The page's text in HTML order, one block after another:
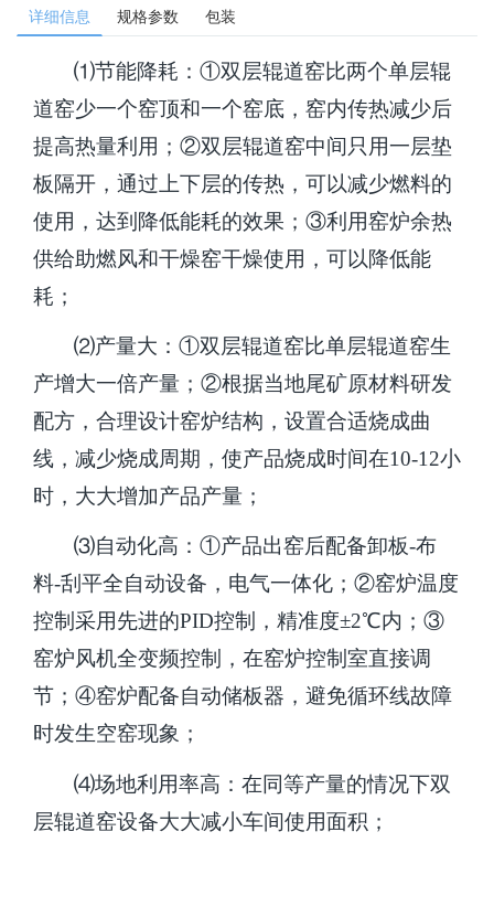
详细信息 规格参数 包装
⑴节能降耗：①双层辊道窑比两个单层辊
道窑少一个窑顶和一个窑底，窑内传热减少后
提高热量利用；②双层辊道窑中间只用一层垫
板隔开，通过上下层的传热，可以减少燃料的
使用，达到降低能耗的效果；③利用窑炉余热
供给助燃风和干燥窑干燥使用，可以降低能
耗；
⑵产量大：①双层辊道窑比单层辊道窑生
产增大一倍产量；②根据当地尾矿原材料研发
配方，合理设计窑炉结构，设置合适烧成曲
线，减少烧成周期，使产品烧成时间在10-12小
时，大大增加产品产量；
⑶自动化高：①产品出窑后配备卸板-布
料-刮平全自动设备，电气一体化；②窑炉温度
控制采用先进的PID控制，精准度±2℃内；③
窑炉风机全变频控制，在窑炉控制室直接调
节；④窑炉配备自动储板器，避免循环线故障
时发生空窑现象；
⑷场地利用率高：在同等产量的情况下双
层辊道窑设备大大减小车间使用面积；